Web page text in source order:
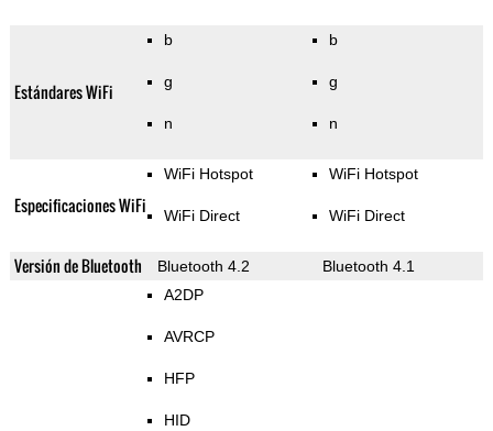
Estándares WiFi
b
g
n
b
g
n
Especificaciones WiFi
WiFi Hotspot
WiFi Direct
WiFi Hotspot
WiFi Direct
Versión de Bluetooth Bluetooth 4.2 Bluetooth 4.1
A2DP
AVRCP
HFP
HID